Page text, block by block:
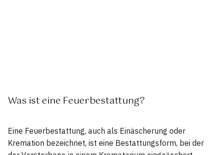
Was ist eine Feuerbestattung?
Eine Feuerbestattung, auch als Einäscherung oder
Kremation bezeichnet, ist eine Bestattungsform, bei der